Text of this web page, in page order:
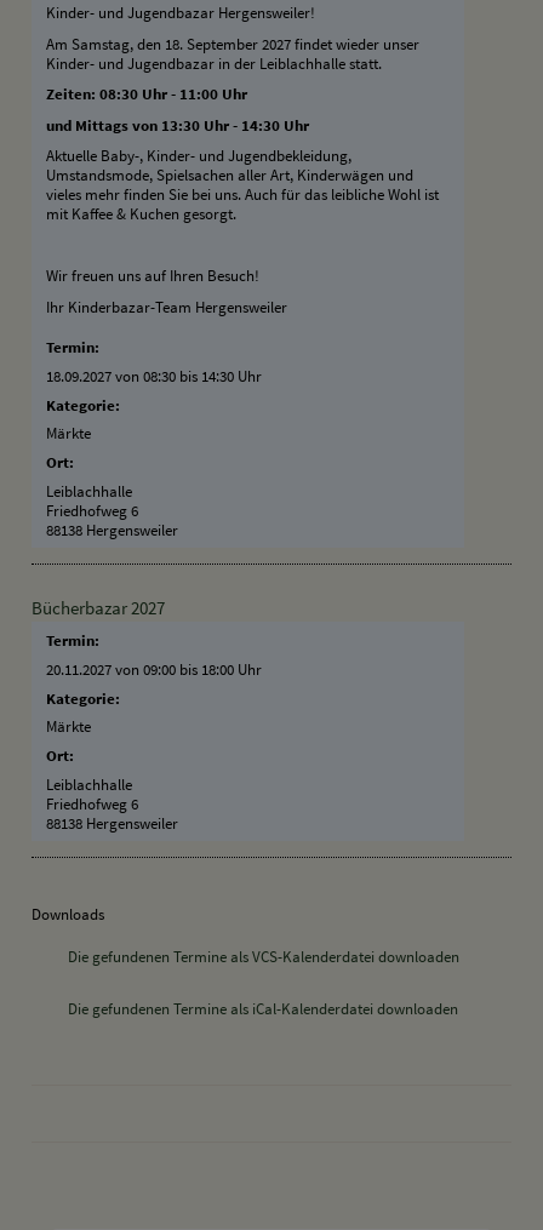
Kinder- und Jugendbazar Hergensweiler!
Am Samstag, den 18. September 2027 findet wieder unser
Kinder- und Jugendbazar in der Leiblachhalle statt.
Zeiten: 08:30 Uhr - 11:00 Uhr
und Mittags von 13:30 Uhr - 14:30 Uhr
Aktuelle Baby-, Kinder- und Jugendbekleidung,
Umstandsmode, Spielsachen aller Art, Kinderwägen und
vieles mehr finden Sie bei uns. Auch für das leibliche Wohl ist
mit Kaffee & Kuchen gesorgt.
Wir freuen uns auf Ihren Besuch!
Ihr Kinderbazar-Team Hergensweiler
Termin:
18.09.2027 von 08:30 bis 14:30 Uhr
Kategorie:
Märkte
Ort:
Leiblachhalle
Friedhofweg 6
88138 Hergensweiler
Bücherbazar 2027
Termin:
20.11.2027 von 09:00 bis 18:00 Uhr
Kategorie:
Märkte
Ort:
Leiblachhalle
Friedhofweg 6
88138 Hergensweiler
Downloads
Die gefundenen Termine als VCS-Kalenderdatei downloaden
Die gefundenen Termine als iCal-Kalenderdatei downloaden